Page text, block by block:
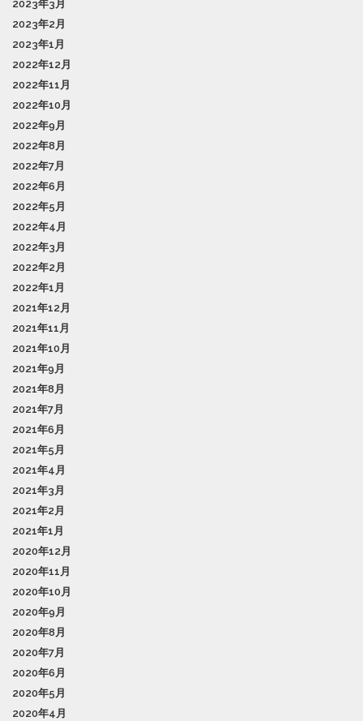
2023年3月
2023年2月
2023年1月
2022年12月
2022年11月
2022年10月
2022年9月
2022年8月
2022年7月
2022年6月
2022年5月
2022年4月
2022年3月
2022年2月
2022年1月
2021年12月
2021年11月
2021年10月
2021年9月
2021年8月
2021年7月
2021年6月
2021年5月
2021年4月
2021年3月
2021年2月
2021年1月
2020年12月
2020年11月
2020年10月
2020年9月
2020年8月
2020年7月
2020年6月
2020年5月
2020年4月